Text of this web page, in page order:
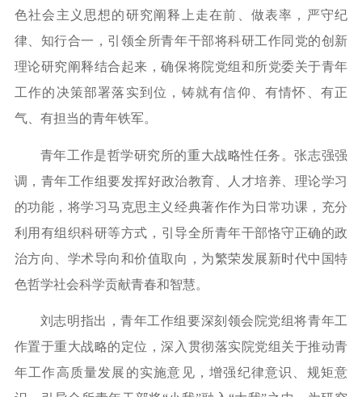
色社会主义思想的研究阐释
上 走在前、做表率，严守纪
律、知行合一，引领全所青年干部将科研工作同 党的创新
理论研究阐释结合起来，确保将院党组 和所党委关于青年
工作的决策部署落实到位，铸就有信仰、有情怀、有正
气、有担当的青年铁军。
青年工作是哲学研究所的重大战略性任务。张志强强
调 ，青年工作组要发挥好政治教育、人才培养、理论学习
的功能，将学习马克思主义 经典著作作为日常功课 ， 充分
利用有组织科研等方式 ， 引导全所青年干部恪守正确的政
治方向、学术导向和价值取向， 为繁荣发展新时代中国特
色哲学社会科学贡献青春和智慧。
刘志明指出，青年工作组要深刻领会院党组将青年工
作置于重大战略的定位，深入贯彻落实院党组关于推动青
年工作高质量发展的实施意见，增强纪律意识 规矩意